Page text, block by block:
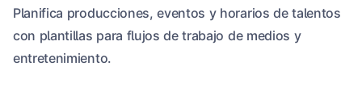
Planifica producciones, eventos y horarios de talentos
con plantillas para flujos de trabajo de medios y
entretenimiento.